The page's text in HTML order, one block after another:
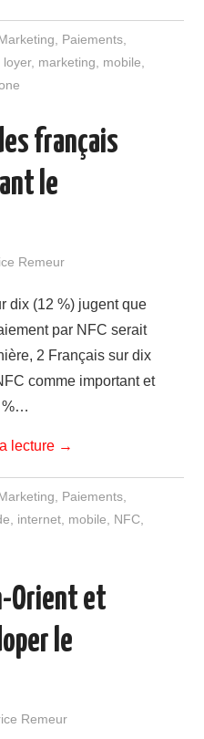
Paiements,
loyer, marketing mobile
français
le
Remeur
dix (12 %) jugent que
par NFC serait
2 Français sur dix
comme important et
%…
lecture →
Paiements,
internet, mobile NFC,
Orient et
le
Remeur